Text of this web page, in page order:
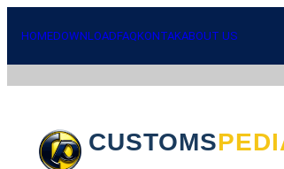
HOMEDOWNLOADFAQKONTAKABOUT US